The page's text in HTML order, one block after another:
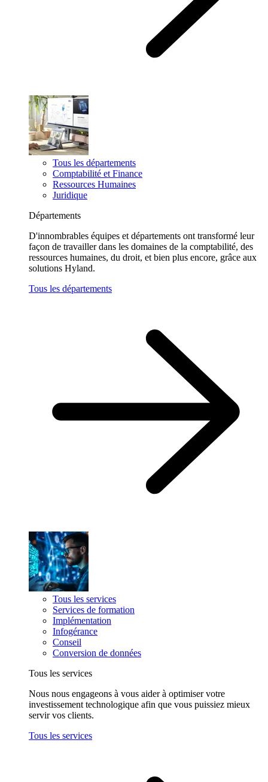
Tous les départements
Comptabilité et Finance
Ressources Humaines
Juridique
Départements
D'innombrables équipes et départements ont transformé leur
façon de travailler dans les domaines de la comptabilité, des
ressources humaines, du droit, et bien plus encore, grâce aux
solutions Hyland.
Tous les départements
Tous les services
Services de formation
Implémentation
Infogérance
Conseil
Conversion de données
Tous les services
Nous nous engageons à vous aider à optimiser votre
investissement technologique afin que vous puissiez mieux
servir vos clients.
Tous les services